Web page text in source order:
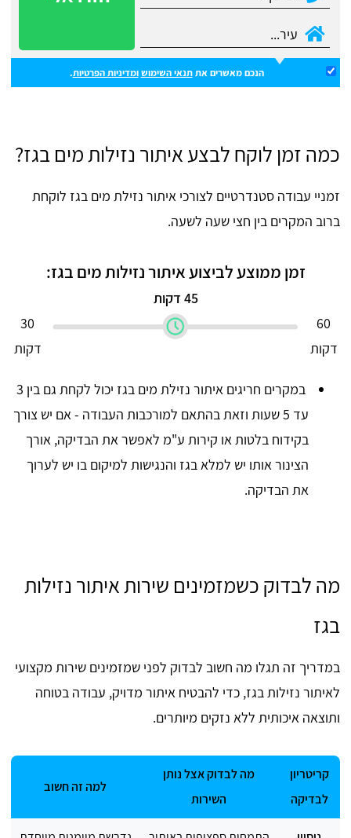
הנכם מאשרים אתתנאי השימוש ומדיניות הפרטיות.
כמה זמן לוקח לבצע איתור נזילות מים בגז?
זמניי עבודה סטנדרטיים לצורכי איתור נזילת מים בגז לוקחת
ברוב המקרים בין חצי שעה לשעה.
זמן ממוצע לביצוע איתור נזילות מים בגז:
45 דקות
60
דקות
30
דקות
במקרים חריגים איתור נזילת מים בגז יכול לקחת גם בין 3
עד 5 שעות וזאת בהתאם למורכבות העבודה - אם יש צורך
בקידוח בלטות או קירות ע"מ לאפשר את הבדיקה, אורך
הצינור אותו יש למלא בגז והנגישות למיקום בו יש לערוך
את הבדיקה.
מה לבדוק כשמזמינים שירות איתור נזילות
בגז
במדריך זה תגלו מה חשוב לבדוק לפני שמזמינים שירות מקצועי
לאיתור נזילות בגז, כדי להבטיח איתור מדויק, עבודה בטוחה
ותוצאה איכותית ללא נזקים מיותרים.
קריטריון
לבדיקה
מה לבדוק אצל נותן
השירות
למה זה חשוב